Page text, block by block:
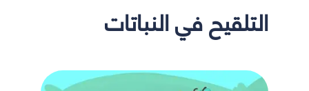
التلقيح في النباتات